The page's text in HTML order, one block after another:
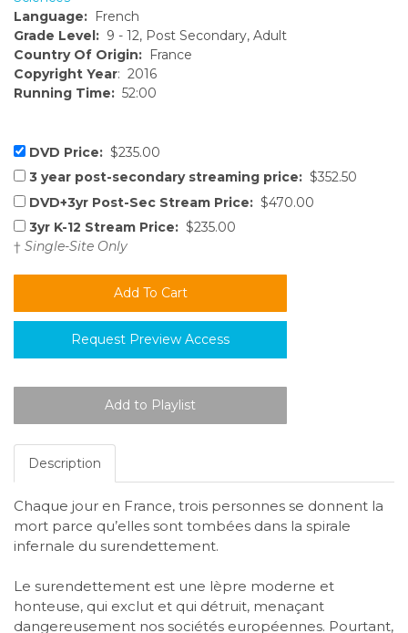
Language: French
Grade Level: 9 - 12, Post Secondary, Adult
Country Of Origin: France
Copyright Year: 2016
Running Time: 52:00
DVD Price: $235.00
3 year post-secondary streaming price: $352.50
DVD+3yr Post-Sec Stream Price: $470.00
3yr K-12 Stream Price: $235.00
† Single-Site Only
Request Preview Access
Description
Chaque jour en France, trois personnes se donnent la
mort parce qu’elles sont tombées dans la spirale
infernale du surendettement.
Le surendettement est une lèpre moderne et
honteuse, qui exclut et qui détruit, menaçant
dangereusement nos sociétés européennes. Pourtant,